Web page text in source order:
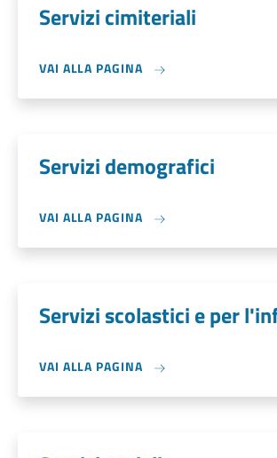
Servizi cimiteriali
VAI ALLA PAGINA
Servizi demografici
VAI ALLA PAGINA
Servizi scolastici e per
VAI ALLA PAGINA